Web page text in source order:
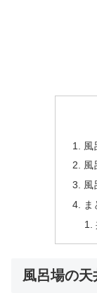
風
風
風
ま
風呂場の天